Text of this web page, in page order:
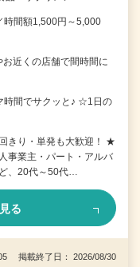
時間額1,500円～5,000
近くの店舗で間時間に
時間でサクッと♪ ☆1日の
きり・単発も大歓迎！ ★
事業主・パート・アルバ
、20代～50代…
る
掲載終了日： 2026/08/30